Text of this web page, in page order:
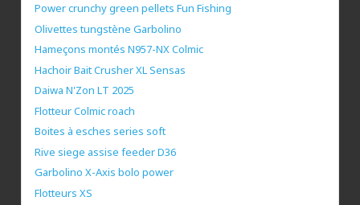
Power crunchy green pellets Fun Fishing
Olivettes tungstène Garbolino
Hameçons montés N957-NX Colmic
Hachoir Bait Crusher XL Sensas
Daiwa N'Zon LT 2025
Flotteur Colmic roach
Boites à esches series soft
Rive siege assise feeder D36
Garbolino X-Axis bolo power
Flotteurs XS